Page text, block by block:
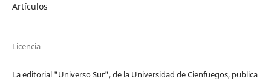
Artículos
Licencia
La editorial "Universo Sur", de la Universidad de Cienfuegos, publica